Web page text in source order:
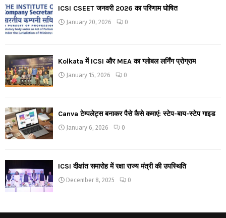
ICSI CSEET जनवरी 2026 का परिणाम घोषित
January 20, 2026 0
Kolkata में ICSI और MEA का ग्लोबल लर्निंग प्रोग्राम
January 15, 2026 0
Canva टेम्पलेट्स बनाकर पैसे कैसे कमाएं: स्टेप-बाय-स्टेप गाइड
January 6, 2026 0
ICSI दीक्षांत समारोह में रक्षा राज्य मंत्री की उपस्थिति
December 8, 2025 0